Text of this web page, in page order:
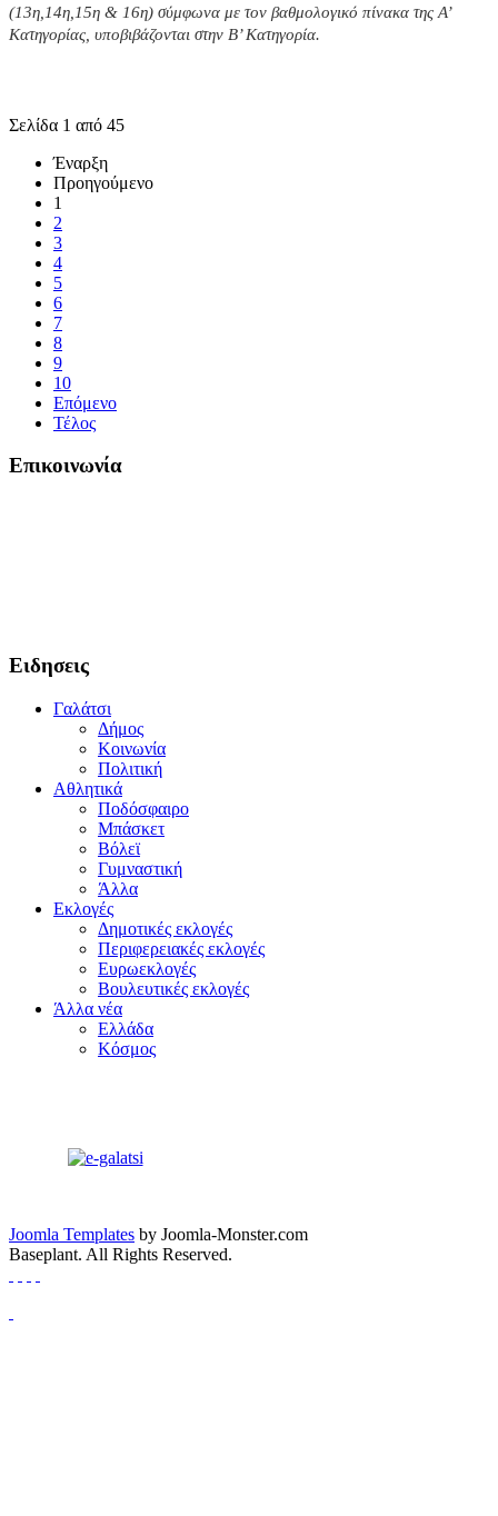
(13η,14η,15η & 16η) σύμφωνα με τον βαθμολογικό πίνακα της Α’
Κατηγορίας, υποβιβάζονται στην Β’ Κατηγορία.
Σελίδα 1 από 45
Έναρξη
Προηγούμενο
1
2
3
4
5
6
7
8
9
10
Επόμενο
Τέλος
Επικοινωνία
Ειδησεις
Γαλάτσι
Δήμος
Κοινωνία
Πολιτική
Αθλητικά
Ποδόσφαιρο
Μπάσκετ
Βόλεϊ
Γυμναστική
Άλλα
Εκλογές
Δημοτικές εκλογές
Περιφερειακές εκλογές
Ευρωεκλογές
Βουλευτικές εκλογές
Άλλα νέα
Ελλάδα
Κόσμος
Joomla Templates by Joomla-Monster.com
Baseplant. All Rights Reserved.